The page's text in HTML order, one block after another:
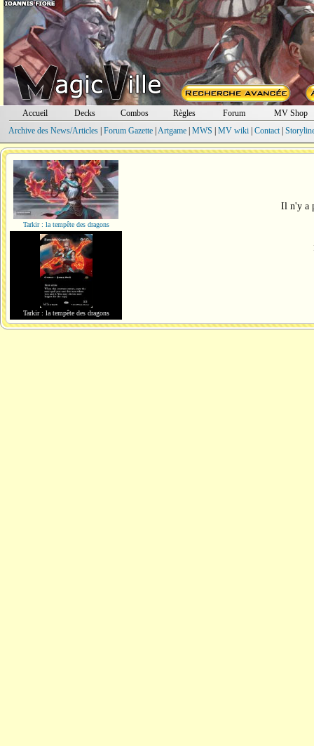
Accueil Decks Combos Règles Forum
MV Shop
Archive des News/Articles| Forum Gazette| Artgame| MWS MV wiki| Contact|
Tarkir : la tempête des dragons
Tarkir : la tempête des dragons
Il n'y a